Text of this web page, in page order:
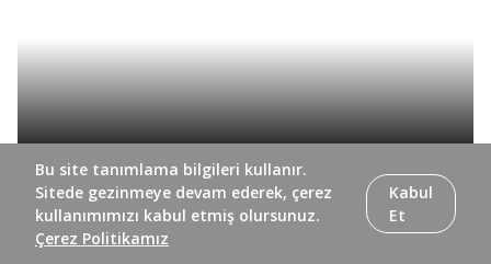
Müzelerin Yıldızları'nın bu bölümünde, modern bina
tasarımı ve eşsiz eserleriyle çağları aşan bir yapı olan
Eskişehir Eti Arkeoloji Müzesi'ndeyiz. #müzelerinyıldızları
Bu site tanımlama bilgileri kullanır.
Sitede gezinmeye devam ederek, çerez
kullanımımızı kabul etmiş olursunuz.
Çerez Politikamız
Kabul
Et